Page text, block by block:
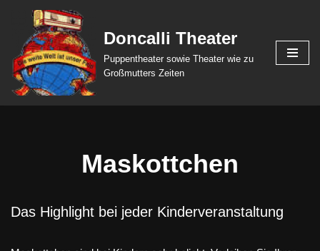
Zum
Inhalt
springen
Doncalli Theater
Puppentheater sowie Theater wie zu
Großmutters Zeiten
Maskottchen
Das Highlight bei jeder Kinderveranstaltung